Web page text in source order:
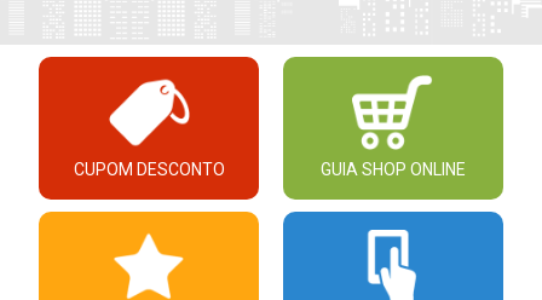
CUPOM DESCONTO GUIA SHOP ONLINE